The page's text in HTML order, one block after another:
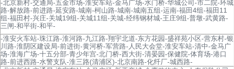
-北京新村-交通局-五金市场-淮安车站-金马广场-水门桥-华城公司-市二院-环城
路-解放路-前进路-延安路-城南-柯山路-城南-城南五组-运南-福田4组-福田11
组-福田村-兴庄-关城19组-关城11组-关城-经纬钢材城-王庄9组-普墩-武黄路-
三闸-和平街-和平-
-淮安火车站-珠江路-淮河路-九江路-翔宇北道-东方花园-盛祥苑小区-营东村-银
川路-淮阴区建设局-前进街-黄河桥-军营路-人民大会堂-淮安车站-清中-金马广
场-淮海广场-十五分部-青少年宫-北门桥-西大街-清晏园-保健院-体育场-港口
路-前进西路-水警支队-淮三路(清浦区)-北京南路-化纤厂-城西路-